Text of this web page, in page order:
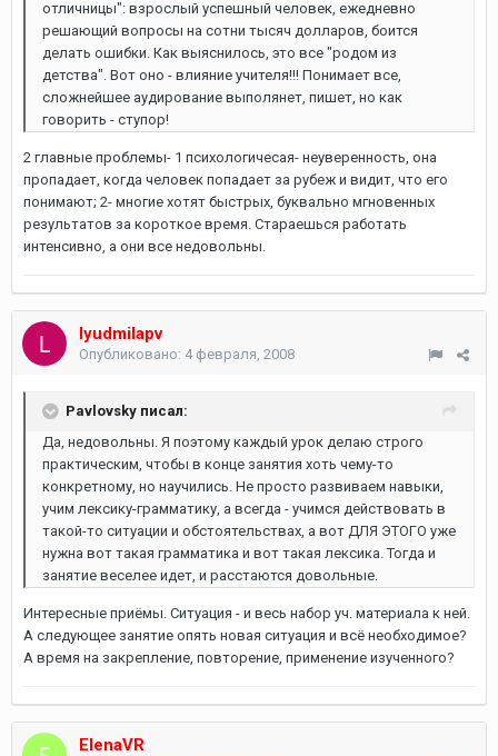
отличницы": взрослый успешный человек, ежедневно
решающий вопросы на сотни тысяч долларов, боится
делать ошибки. Как выяснилось, это все "родом из
детства". Вот оно - влияние учителя!!! Понимает все,
сложнейшее аудирование выполянет, пишет, но как
говорить - ступор!
2 главные проблемы- 1 психологичесая- неуверенность, она
пропадает, когда человек попадает за рубеж и видит, что его
понимают; 2- многие хотят быстрых, буквально мгновенных
результатов за короткое время. Стараешься работать
интенсивно, а они все недовольны.
lyudmilapv
Опубликовано: 4 февраля, 2008
Pavlovsky писал:
Да, недовольны. Я поэтому каждый урок делаю строго
практическим, чтобы в конце занятия хоть чему-то
конкретному, но научились. Не просто развиваем навыки,
учим лексику-грамматику, а всегда - учимся действовать в
такой-то ситуации и обстоятельствах, а вот ДЛЯ ЭТОГО уже
нужна вот такая грамматика и вот такая лексика. Тогда и
занятие веселее идет, и расстаются довольные.
Интересные приёмы. Ситуация - и весь набор уч. материала к ней.
А следующее занятие опять новая ситуация и всё необходимое?
А время на закрепление, повторение, применение изученного?
ElenaVR